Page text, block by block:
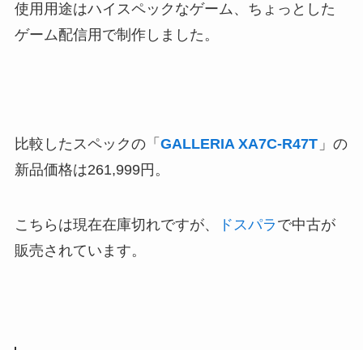
使用用途はハイスペックなゲーム、ちょっとした
ゲーム配信用で制作しました。
比較したスペックの「 GALLERIA XA7C-R47T 」の
新品価格は261,999円 。
こちらは現在在庫切れですが、 ドスパラ で中古が
販売されています。